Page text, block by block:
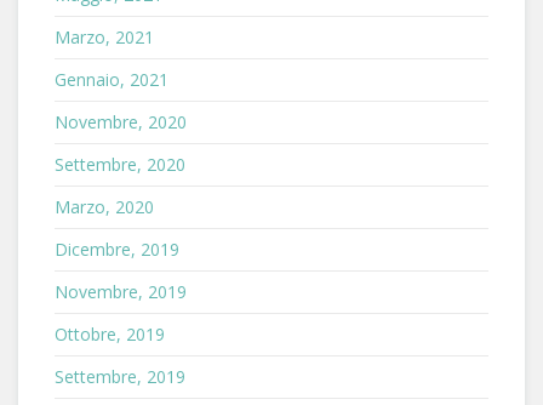
Marzo, 2021
Gennaio, 2021
Novembre, 2020
Settembre, 2020
Marzo, 2020
Dicembre, 2019
Novembre, 2019
Ottobre, 2019
Settembre, 2019